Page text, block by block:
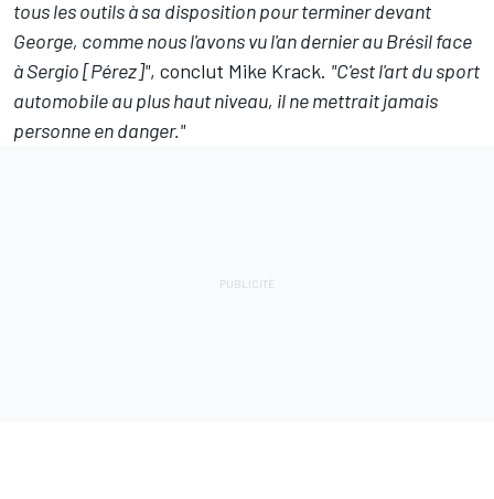
tous les outils à sa disposition pour terminer devant
George, comme nous l'avons vu l'an dernier au Brésil face
à Sergio [Pérez]", conclut Mike Krack. "C'est l'art du sport
automobile au plus haut niveau, il ne mettrait jamais
personne en danger."